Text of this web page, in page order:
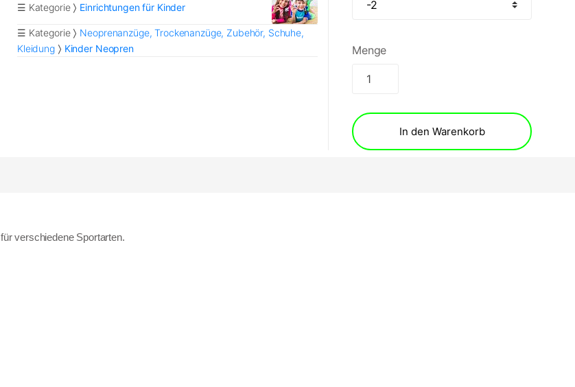
☰ Kategorie Einrichtungen für Kinder
☰ Kategorie
Neoprenanzüge, Trockenanzüge, Zubehör, Schuhe,
Kleidung
Kinder Neopren Menge
In den Warenkorb
für verschiedene Sportarten.